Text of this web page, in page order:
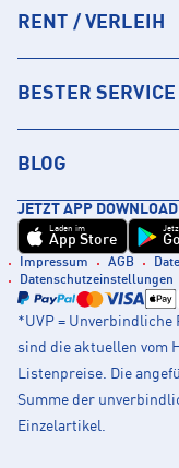
RENT / VERLEIH
BESTER SERVICE
BLOG
JETZT APP
Laden im
App Store
Impressum AGB
Datenschutzeinstellungen
*UVP = Unverbindliche
sind die aktuellen vom
Listenpreise. Die
Summe der
Einzelartikel.